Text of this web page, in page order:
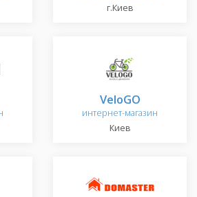
г.Киев
VeloGO
интернет-магазин
Киев